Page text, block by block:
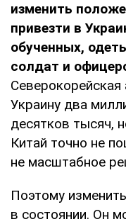
изменить
привезти в
обученных,
солдат и
Украину два
десятков тысяч,
Китай точно не
не масштабное
Поэтому
в состоянии. Он